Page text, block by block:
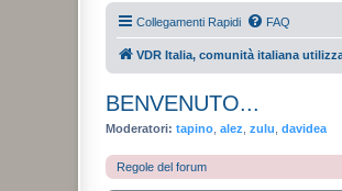
Collegamenti Rapidi FAQ
VDR Italia, comunità italiana
BENVENUTO...
Moderatori: tapino alez zulu davidea
Regole del forum